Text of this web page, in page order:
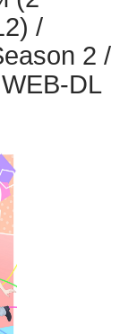
/
2 /
DL